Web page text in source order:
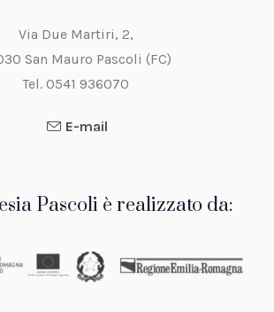
Via Due Martiri, 2,
San Mauro Pascoli (FC)
Tel. 0541 936070
E-mail
Pascoli è realizzato da: